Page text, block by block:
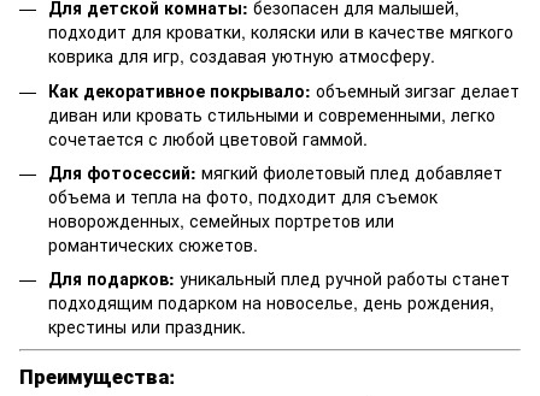
Для детской комнаты: безопасен для малышей,
подходит для кроватки, коляски или в качестве мягкого
коврика для игр, создавая уютную атмосферу.
Как декоративное покрывало: объемный зигзаг делает
диван или кровать стильными и современными, легко
сочетается с любой цветовой гаммой.
Для фотосессий: мягкий фиолетовый плед добавляет
объема и тепла на фото, подходит для съемок
новорожденных, семейных портретов или
романтических сюжетов.
Для подарков: уникальный плед ручной работы станет
подходящим подарком на новоселье, день рождения,
крестины или праздник.
Преимущества: